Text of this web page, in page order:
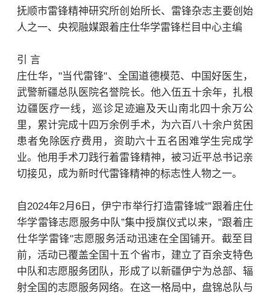
抚顺市雷锋精神研究所创始所长、雷锋杂志主要创始
人之一、央视融媒跟着庄仕华学雷锋栏目中心主编
引 言
庄仕华，"当代雷锋"、全国道德模范、中国好医生，
武警新疆总队医院名誉院长。他入伍五十余年，扎根
边疆医疗一线，巡诊足迹遍及天山南北四十余万公
里，累计完成十四万余例手术，为六百八十余户贫困
患者免除医疗费用，资助六十五名困难学生完成学
业。他用手术刀践行着雷锋精神，被习近平总书记亲
切接见，成为新时代雷锋精神的标志性人物之一。
自2024年2月6日，伊宁市举行打造雷锋城“”跟着庄仕
华学雷锋志愿服务中队”集中授旗仪式以来，"跟着庄
仕华学雷锋"志愿服务活动迅速在全国铺开。截至目
前，活动已覆盖全国十五个省市，建立了百余支特色
中队和志愿服务团队，形成了以新疆伊宁为总部、辐
射全国的志愿服务网络。在这一格局中，盘锦总队与